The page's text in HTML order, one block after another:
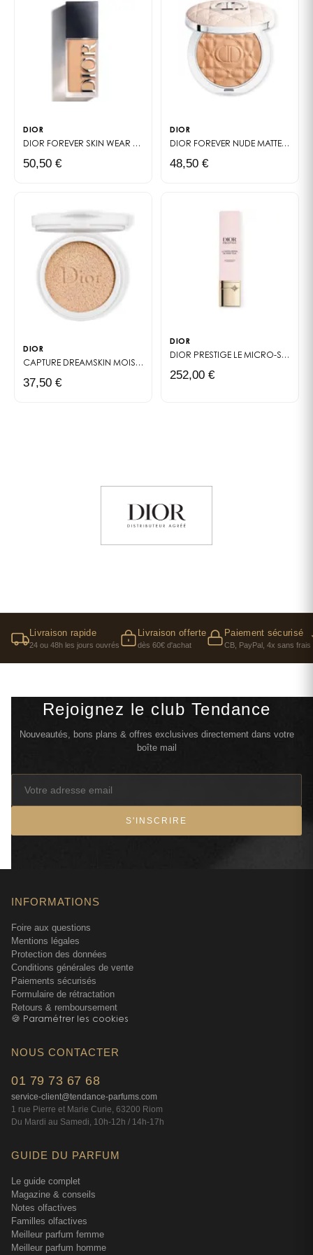
DIOR
DIOR FOREVER SKIN WEAR FOND DE TEINT MAT NATUREL - HAUTE TENUE
50,50 €
DIOR
DIOR FOREVER NUDE MATTE FILTER
48,50 €
DIOR
CAPTURE DREAMSKIN MOIST & PERFECT CUSHION SPF 50 - PA+++
37,50 €
DIOR
DIOR PRESTIGE LE MICRO-SÉRUM DE ROSE
252,00 €
Livraison rapide
24 ou 48h les jours ouvrés
Livraison offerte
dès 60€ d'achat
Paiement sécurisé
CB, PayPal, 4x sans frais
Rejoignez le club Tendance
Nouveautés, bons plans & offres exclusives directement dans votre
boîte mail
S'INSCRIRE
INFORMATIONS
Foire aux questions
Mentions légales
Protection des données
Conditions générales de vente
Paiements sécurisés
Formulaire de rétractation
Retours & remboursement
🍪 Paramétrer les cookies
NOUS CONTACTER
01 79 73 67 68
service-client@tendance-parfums.com
1 rue Pierre et Marie Curie, 63200 Riom
Du Mardi au Samedi, 10h-12h / 14h-17h
GUIDE DU PARFUM
Le guide complet
Magazine & conseils
Notes olfactives
Familles olfactives
Meilleur parfum femme
Meilleur parfum homme